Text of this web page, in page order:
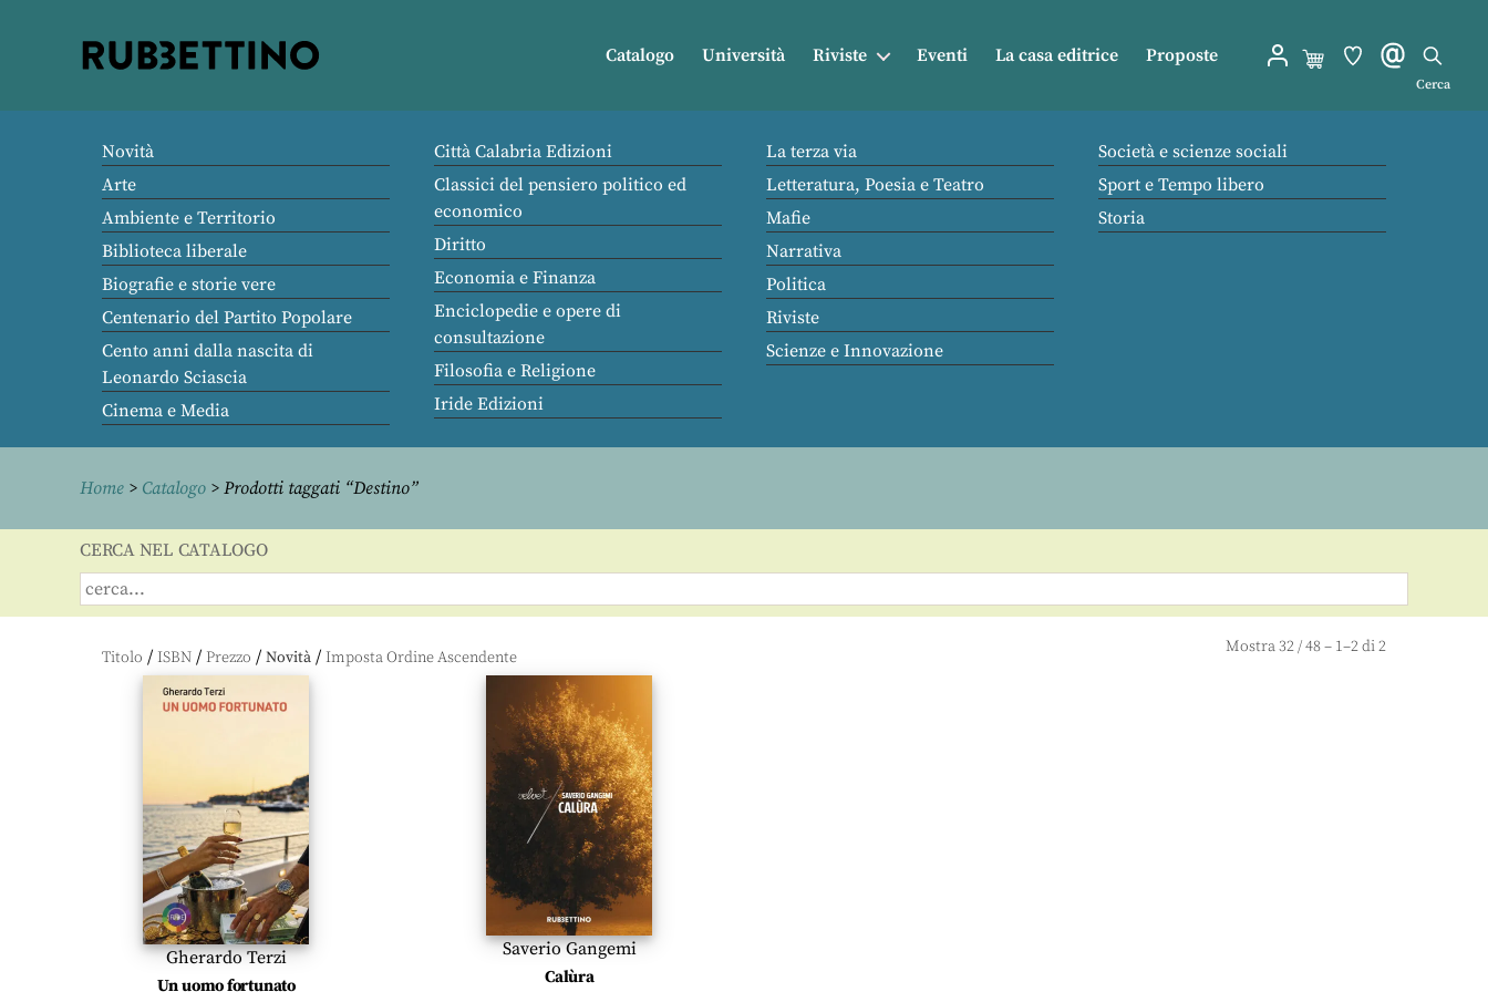
Catalogo Università Riviste Eventi La casa editrice Proposte
Cerca
Novità
Arte
Ambiente e Territorio
Biblioteca liberale
Biografie e storie vere
Centenario del Partito Popolare
Cento anni dalla nascita di
Leonardo Sciascia
Cinema e Media
Città Calabria Edizioni
Classici del pensiero politico ed
economico
Diritto
Economia e Finanza
Enciclopedie e opere di
consultazione
Filosofia e Religione
Iride Edizioni
La terza via
Letteratura, Poesia e Teatro
Mafie
Narrativa
Politica
Riviste
Scienze e Innovazione
Società e scienze sociali
Sport e Tempo libero
Storia
Home > Catalogo > Prodotti taggati “Destino”
CERCA NEL CATALOGO
Titolo / ISBN / Prezzo / Novità / Mostra32/48– 1–2 di 2
Gherardo Terzi
Un uomo fortunato
Saverio Gangemi
Calùra